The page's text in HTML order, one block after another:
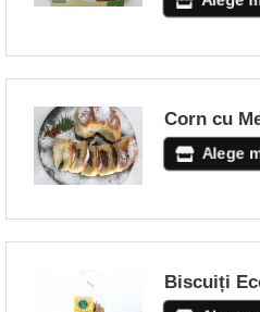
Corn cu
Alege
Biscuiți